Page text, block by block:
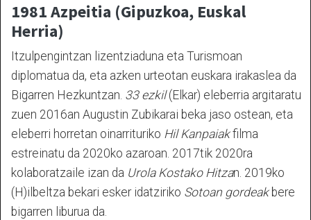
1981 Azpeitia (Gipuzkoa, Euskal
Herria)
Itzulpengintzan lizentziaduna eta Turismoan
diplomatua da, eta azken urteotan euskara irakaslea da
Bigarren Hezkuntzan. 33 ezkil(Elkar) eleberria argitaratu
zuen 2016an Augustin Zubikarai beka jaso ostean, eta
eleberri horretan oinarrituriko Hil Kanpaiakfilma
estreinatu da 2020ko azaroan. 2017tik 2020ra
kolaboratzaile izan da Urola Kostako Hitzan. 2019ko
(H)ilbeltza bekari esker idatziriko Sotoan gordeakbere
bigarren liburua da.